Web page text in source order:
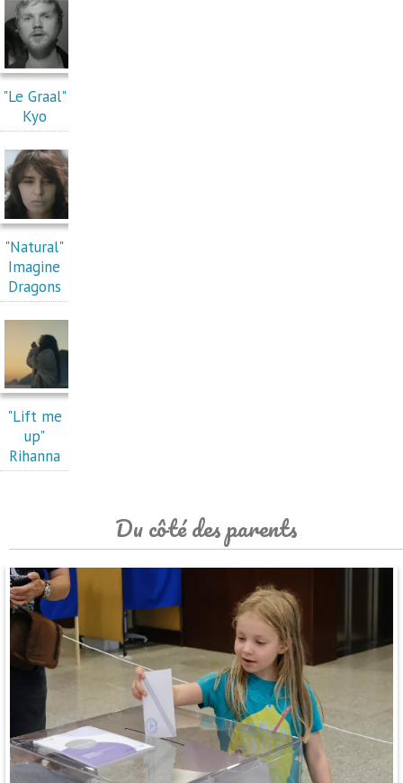
"Le Graal"
Kyo
"Natural"
Imagine
Dragons
"Lift me
up"
Rihanna
Du côté des parents